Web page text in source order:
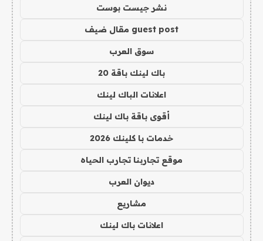
نشر جيست بوست
guest post مقال ضيف
سوق العرب
باك لينك باقة 20
اعلانات الباك لينك
أقوى باقة باك لينك
خدمات با كلينك 2026
موقع تجاربنا تجارب الحياه
ديوان العرب
مشاريع
اعلانات باك لينك